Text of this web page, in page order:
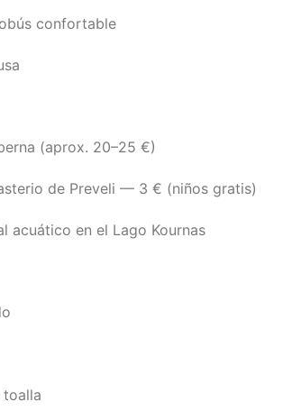
confortable
(aprox. 20–25 €)
de Preveli — 3 € (niños gratis)
acuático en el Lago Kournas
toalla